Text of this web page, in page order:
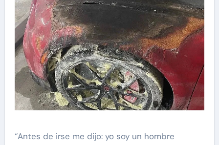
“Antes de irse me dijo: yo soy un hombre